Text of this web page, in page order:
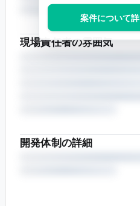
現場責任者の雰囲気
開発体制の詳細
案件について